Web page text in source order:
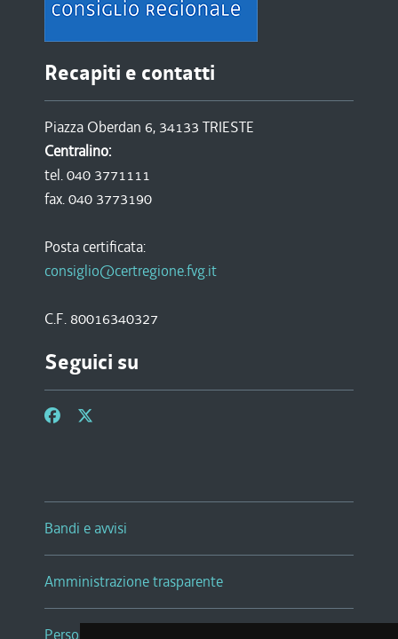
Recapiti e contatti
Piazza Oberdan 6, 34133 TRIESTE
Centralino:
tel. 040 3771111
fax. 040 3773190
Posta certificata:
consiglio@certregione.fvg.it
C.F. 80016340327
Seguici su
Bandi e avvisi
Amministrazione trasparente
Persone e Uffici